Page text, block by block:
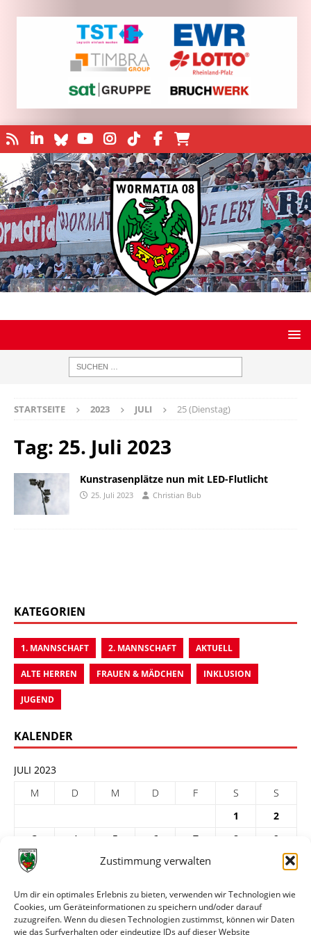
Zustimmung verwalten
Um dir ein optimales Erlebnis zu bieten, verwenden wir Technologien wie
Cookies, um Geräteinformationen zu speichern und/oder darauf
zuzugreifen. Wenn du diesen Technologien zustimmst, können wir Daten
wie das Surfverhalten oder eindeutige IDs auf dieser Website
STARTSEITE 2023 JULI 25 (Dienstag)
Tag: 25. Juli 2023
Kunstrasenplätze nun mit LED-Flutlicht
25. Juli 2023 Christian Bub
KATEGORIEN
1. MANNSCHAFT 2. MANNSCHAFT AKTUELL
ALTE HERREN FRAUEN & MÄDCHEN INKLUSION
JUGEND
KALENDER
JULI 2023
M
D M D F S
S
1
2
3
4 5 6 7 8
9
10
12 13 14
24
25 26 27 28 29
31